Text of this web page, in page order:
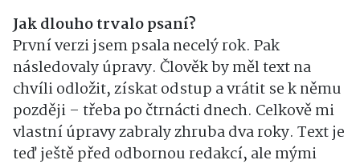
Jak dlouho trvalo psaní?
První verzi jsem psala necelý rok. Pak
následovaly úpravy. Člověk by měl text na
chvíli odložit, získat odstup a vrátit se k němu
později – třeba po čtrnácti dnech. Celkově mi
vlastní úpravy zabraly zhruba dva roky. Text je
teď ještě před odbornou redakcí, ale mými